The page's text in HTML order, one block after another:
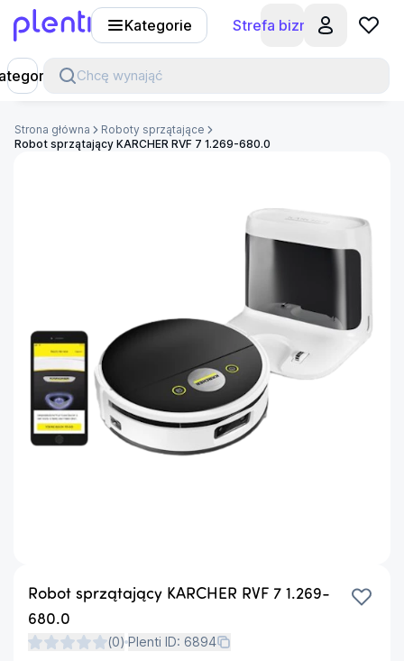
Kategorie Strefa biznesu
Chcę wynająć
Strona główna
Roboty sprzątające
Robot sprzątający KARCHER RVF 7 1.269-680.0
Robot sprzątający KARCHER RVF 7 1.269-
680.0
(0) Plenti ID: 6894